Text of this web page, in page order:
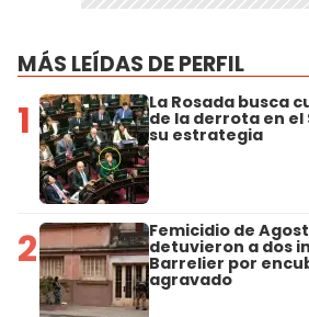
MÁS LEÍDAS DE PERFIL
1 La Rosada busca
de la derrota en
su estrategia
2 Femicidio de
detuvieron a dos
Barrelier por
agravado